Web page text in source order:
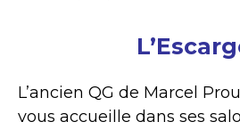
L’ancien QG de Marcel
vous accueille dans ses